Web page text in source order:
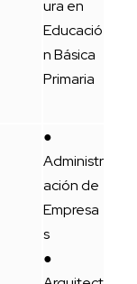
ura en
Educació
n Básica
Primaria
●
Administr
ación de
Empresa
s
●